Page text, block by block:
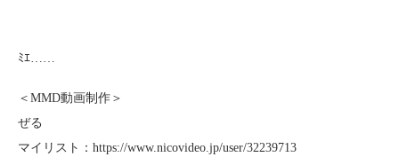
ﾐｴ……
＜MMD動画制作＞
ぜる
マイリスト：https://www.nicovideo.jp/user/32239713